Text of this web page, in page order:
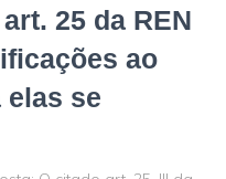
25 da REN
ao
se